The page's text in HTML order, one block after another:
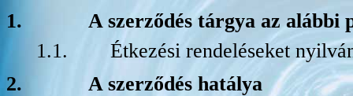
1.
A szerződés tárgya az alábbi
1.1.
Étkezési rendeléseket
2.
A szerződés hatálya